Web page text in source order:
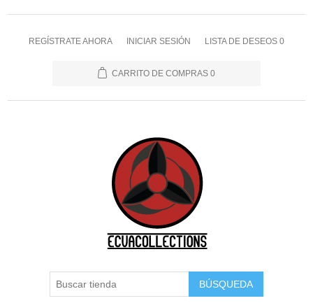
REGÍSTRATE AHORA INICIAR SESIÓN LISTA DE DESEOS 0
CARRITO DE COMPRAS 0
BÚSQUEDA